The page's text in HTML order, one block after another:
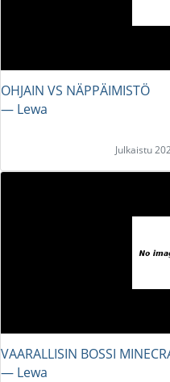
OHJAIN VS NÄPPÄIMISTÖ
― Lewa
Julkaistu
VAARALLISIN BOSSI
― Lewa